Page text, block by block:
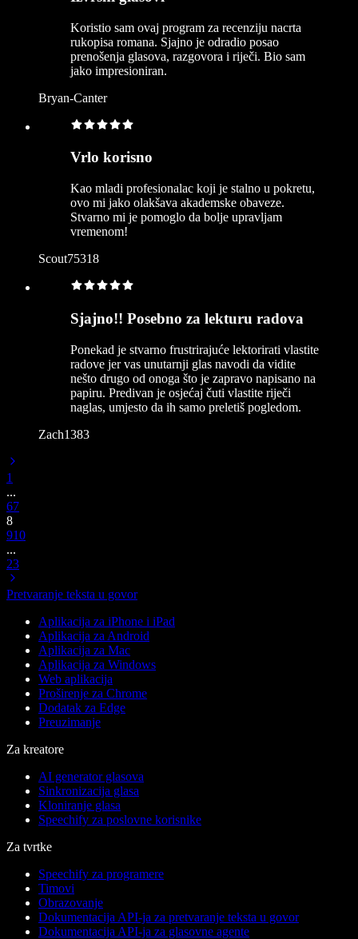
Koristio sam ovaj program za recenziju nacrta
rukopisa romana. Sjajno je odradio posao
prenošenja glasova, razgovora i riječi. Bio sam
jako impresioniran.
Bryan-Canter
Vrlo korisno
Kao mladi profesionalac koji je stalno u pokretu,
ovo mi jako olakšava akademske obaveze.
Stvarno mi je pomoglo da bolje upravljam
vremenom!
Scout75318
Sjajno!! Posebno za lekturu radova
Ponekad je stvarno frustrirajuće lektorirati vlastite
radove jer vas unutarnji glas navodi da vidite
nešto drugo od onoga što je zapravo napisano na
papiru. Predivan je osjećaj čuti vlastite riječi
naglas, umjesto da ih samo preletiš pogledom.
Zach1383
1
...
67
8
910
...
23
Pretvaranje teksta u govor
Aplikacija za iPhone i iPad
Aplikacija za Android
Aplikacija za Mac
Aplikacija za Windows
Web aplikacija
Proširenje za Chrome
Dodatak za Edge
Preuzimanje
Za kreatore
AI generator glasova
Sinkronizacija glasa
Kloniranje glasa
Speechify za poslovne korisnike
Za tvrtke
Speechify za programere
Timovi
Obrazovanje
Dokumentacija API-ja za pretvaranje teksta u govor
Dokumentacija API-ja za glasovne agente